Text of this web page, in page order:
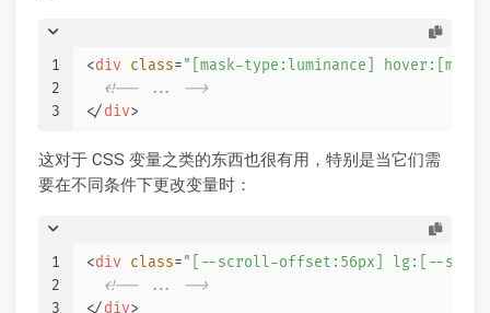
1
2
3
<div class="[mask-type:luminance]
<!-- ... -->
</div>
这对于 CSS 变量之类的东西也很有用，特别是当它们需
要在不同条件下更改变量时：
1
2
3
<div class="[--scroll-offset:56px] lg:[--
<!-- ... -->
</div>